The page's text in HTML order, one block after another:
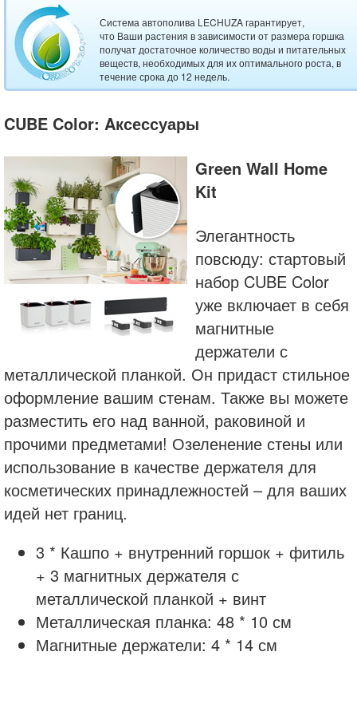
Система автополива LECHUZA гарантирует,
что Ваши растения в зависимости от размера горшка
получат достаточное количество воды и питательных
веществ, необходимых для их оптимального роста, в
течение срока до 12 недель.
CUBE Color: Aксессуары
Green Wall Home
Kit
Элегантность
повсюду: стартовый
набор CUBE Color
уже включает в себя
магнитные
держатели с
металлической планкой. Он придаст стильное
оформление вашим стенам. Также вы можете
разместить его над ванной, раковиной и
прочими предметами! Озеленение стены или
использование в качестве держателя для
косметических принадлежностей – для ваших
идей нет границ.
3 * Кашпо + внутренний горшок + фитиль
+ 3 магнитных держателя с
металлической планкой + винт
Металлическая планка: 48 * 10 см
Магнитные держатели: 4 * 14 см